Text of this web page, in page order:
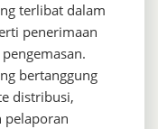
terlibat dalam
penerimaan
bertanggung
distribusi,
pelaporan